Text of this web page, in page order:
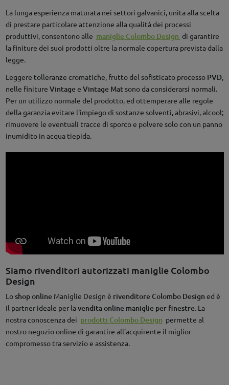
La lunga esperienza maturata nei settori galvanici, unita alla scelta
di prestare particolare attenzione alla qualità dei processi
produttivi, consentono alle maniglie Colombo Design di garantire
la finiture dei suoi prodotti oltre la normale copertura prevista dalla
legge.
Leggere tolleranze cromatiche, frutto del sofisticato processoPVD,
nelle finiture Vintagee Vintage Matsono da considerarsi normali.
Per un utilizzo normale del prodotto, ed ottemperare alle regole
della garanzia evitare l'impiego di sostanze solventi, abrasivi, alcool;
rimuovere le eventuali tracce di sporco e polvere solo con un panno
inumidito in acqua tiepida.
Siamo rivenditori autorizzati maniglie Colombo
Design
Loshop onlineManiglie Design è rivenditore Colombo Design ed è
il partner ideale per lavendita online maniglie per finestre. La
nostra conoscenza dei prodotti Colombo Design permette al
nostro negozio online di garantire all'acquirente il miglior
compromesso tra servizio e assistenza.